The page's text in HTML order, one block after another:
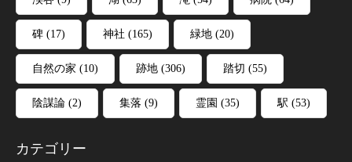
碑 (17) 神社 (165) 緑地 (20)
自然の家 (10) 跡地 (306) 踏切 (55)
陰謀論 (2) 集落 (9) 霊園 (35) 駅 (53)
カテゴリー